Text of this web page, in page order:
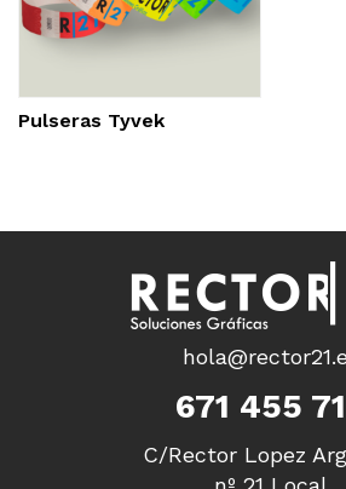
Pulseras Tyvek
671 455
C/Rector Lopez